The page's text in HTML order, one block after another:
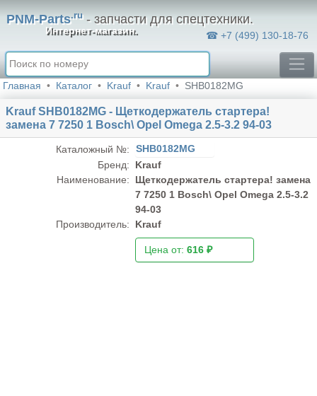
PNM-Parts.ru- запчасти для спецтехники.
Интернет-магазин. ☎ +7 (499) 130-18-76
Главная Каталог Krauf Krauf SHB0182MG
Krauf SHB0182MG - Щеткодержатель стартера!
замена 7 7250 1 Bosch\ Opel Omega 2.5-3.2 94-03
Каталожный №:
SHB0182MG
Бренд:
Krauf
Наименование:
Щеткодержатель стартера! замена
7 7250 1 Bosch\ Opel Omega 2.5-3.2
94-03
Производитель:
Krauf
Цена от:616 ₽